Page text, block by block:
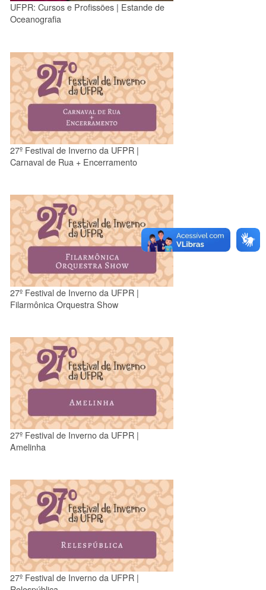
UFPR: Cursos e Profissões | Estande de
Oceanografia
27º Festival de Inverno da UFPR |
Carnaval de Rua + Encerramento
27º Festival de Inverno da UFPR |
Filarmônica Orquestra Show
27º Festival de Inverno da UFPR |
Amelinha
27º Festival de Inverno da UFPR |